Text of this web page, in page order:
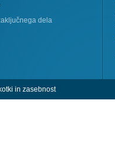
dela
in zasebnost